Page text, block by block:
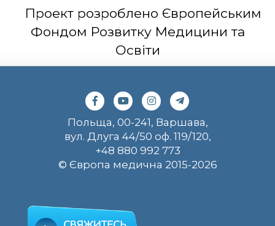
Проект розроблено Європейським
Фондом Розвитку Медицини та
Освіти
Польща, 00-241, Варшава,
вул. Длуга 44/50 оф. 119/120,
+48 880 992 773
© Європа медична 2015-2026